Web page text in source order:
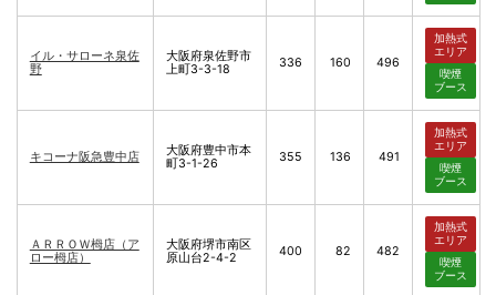
イル・サローネ泉佐
野
大阪府泉佐野市
上町3-3-18
336 160 496
加熱式
エリア
喫煙
ブース
キコーナ阪急豊中店
大阪府豊中市本
町3-1-26
355 136 491
加熱式
エリア
喫煙
ブース
ＡＲＲＯＷ栂店（ア
ロー栂店）
大阪府堺市南区
原山台2-4-2
400 82 482
加熱式
エリア
喫煙
ブース